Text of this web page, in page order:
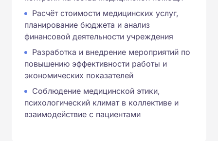
Расчёт стоимости медицинских услуг,
планирование бюджета и анализ
финансовой деятельности учреждения
Разработка и внедрение мероприятий по
повышению эффективности работы и
экономических показателей
Соблюдение медицинской этики,
психологический климат в коллективе и
взаимодействие с пациентами